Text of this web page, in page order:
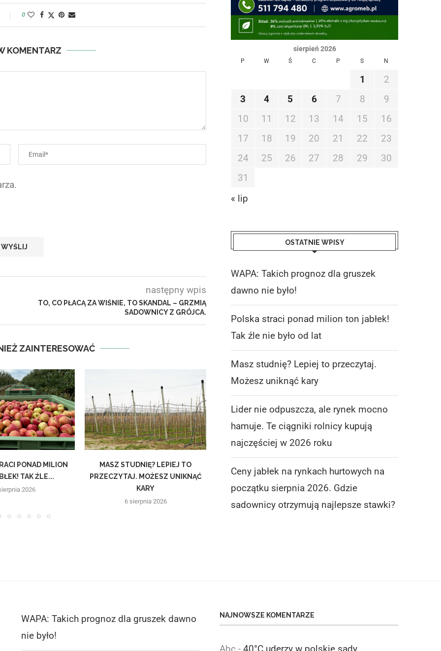
0
KOMENTARZ
następny wpis
TO, CO PŁACĄ ZA WIŚNIE, TO SKANDAL – GRZMIĄ
SADOWNICY Z GRÓJCA.
ZAINTERESOWAĆ
PONAD MILION
TAK ŹLE...
2026
MASZ STUDNIĘ? LEPIEJ TO
PRZECZYTAJ. MOŻESZ UNIKNĄĆ
KARY
6 sierpnia 2026
MOCNO HAMUJE. TE...
6 sierpnia 2026
HURTOWYCH NA
6 sierpnia 2026
sierpień 2026
P W Ś C P S N
1
2
3
4 5 6 7 8
9
10
11 12 13 14 15
16
17
18 19 20 21 22
23
24
25 26 27 28 29
30
31
« lip
OSTATNIE WPISY
WAPA: Takich prognoz dla gruszek
dawno nie było!
Polska straci ponad milion ton jabłek!
Tak źle nie było od lat
Masz studnię? Lepiej to przeczytaj.
Możesz uniknąć kary
Lider nie odpuszcza, ale rynek mocno
hamuje. Te ciągniki rolnicy kupują
najczęściej w 2026 roku
Ceny jabłek na rynkach hurtowych na
początku sierpnia 2026. Gdzie
sadownicy otrzymują najlepsze stawki?
WAPA: Takich prognoz dla gruszek dawno
nie było!
NAJNOWSZE KOMENTARZE